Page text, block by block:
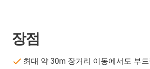
장점
최대 약 30m 장거리 이동에서도 부